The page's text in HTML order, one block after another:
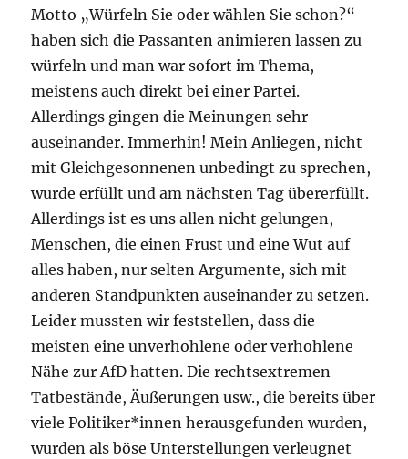
Motto „Würfeln Sie oder wählen Sie schon?“
haben sich die Passanten animieren lassen zu
würfeln und man war sofort im Thema,
meistens auch direkt bei einer Partei.
Allerdings gingen die Meinungen sehr
auseinander. Immerhin! Mein Anliegen, nicht
mit Gleichgesonnenen unbedingt zu sprechen,
wurde erfüllt und am nächsten Tag übererfüllt.
Allerdings ist es uns allen nicht gelungen,
Menschen, die einen Frust und eine Wut auf
alles haben, nur selten Argumente, sich mit
anderen Standpunkten auseinander zu setzen.
Leider mussten wir feststellen, dass die
meisten eine unverhohlene oder verhohlene
Nähe zur AfD hatten. Die rechtsextremen
Tatbestände, Äußerungen usw., die bereits über
viele Politiker*innen herausgefunden wurden,
wurden als böse Unterstellungen verleugnet